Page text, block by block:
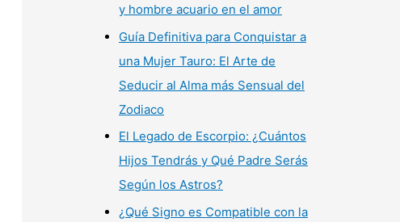
y hombre acuario en el amor
Guía Definitiva para Conquistar a
una Mujer Tauro: El Arte de
Seducir al Alma más Sensual del
Zodiaco
El Legado de Escorpio: ¿Cuántos
Hijos Tendrás y Qué Padre Serás
Según los Astros?
¿Qué Signo es Compatible con la